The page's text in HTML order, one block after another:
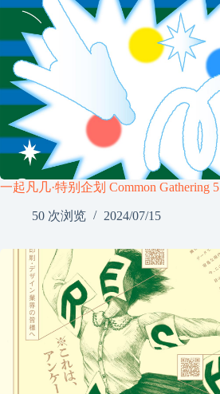
一起凡几·特别企划 Common Gathering 5
50 次浏览 2024/07/15